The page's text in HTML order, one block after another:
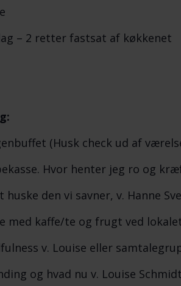
2 retter fastsat af køkkenet
(Husk check ud af
Hvor henter jeg ro og
den vi savner, v. Hanne
kaffe/te og frugt ved
v. Louise eller
hvad nu v. Louise Schmidt